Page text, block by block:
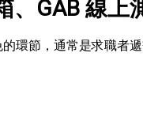
GAB 線上
環節，通常是求職者